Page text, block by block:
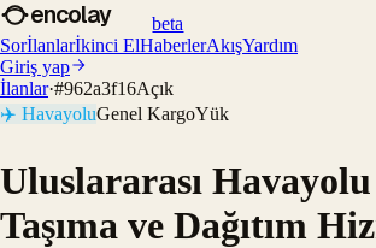
encolay
beta
Sorİlanlarİkinci ElHaberlerAkışYardım
Giriş yap
İlanlar·#962a3f16Açık
✈️ HavayoluGenel KargoYük
Uluslararası
Taşıma ve Dağıtım